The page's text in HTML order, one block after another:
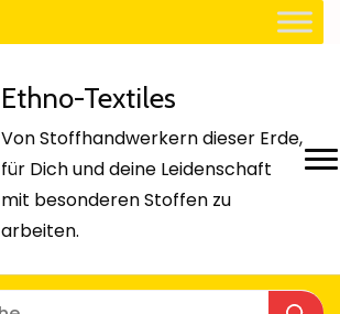
Ethno-Textiles
Von Stoffhandwerkern dieser Erde,
für Dich und deine Leidenschaft
mit besonderen Stoffen zu
arbeiten.